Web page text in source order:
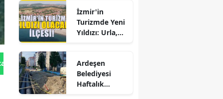
Gönder
Seferberliği
İzmir'in
Turizmde Yeni
Yıldızı: Urla,
Sollayan İlçe!
Ardeşen
Belediyesi
Haftalık